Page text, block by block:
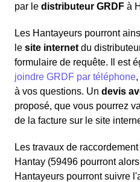
par le distributeur GRDF à
Les Hantayeurs pourront
le site internet du
formulaire de requête. Il est
joindre GRDF par téléphone
à vos questions. Un devis
proposé, que vous pourrez
de la facture sur le site
Les travaux de
Hantay (59496 pourront
Hantayeurs pourront suivre